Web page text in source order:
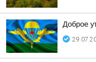
Доброе